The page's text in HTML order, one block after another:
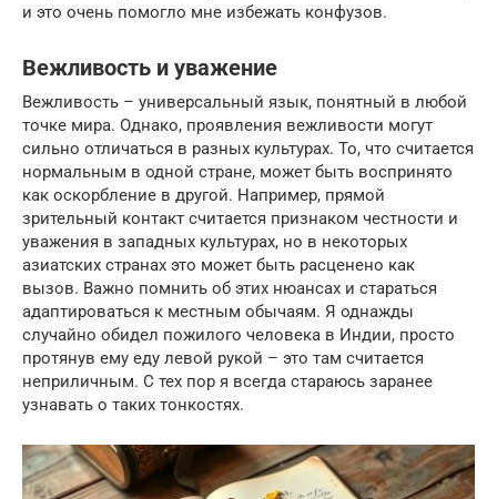
и это очень помогло мне избежать конфузов.
Вежливость и уважение
Вежливость – универсальный язык, понятный в любой
точке мира. Однако, проявления вежливости могут
сильно отличаться в разных культурах. То, что считается
нормальным в одной стране, может быть воспринято
как оскорбление в другой. Например, прямой
зрительный контакт считается признаком честности и
уважения в западных культурах, но в некоторых
азиатских странах это может быть расценено как
вызов. Важно помнить об этих нюансах и стараться
адаптироваться к местным обычаям. Я однажды
случайно обидел пожилого человека в Индии, просто
протянув ему еду левой рукой – это там считается
неприличным. С тех пор я всегда стараюсь заранее
узнавать о таких тонкостях.